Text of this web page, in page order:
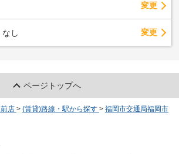
変更
なし 変更
ページトップへ
店 > (賃貸)路線・駅から探す > 福岡市交通局福岡市